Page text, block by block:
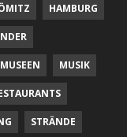
HAMBURG
MUSEEN MUSIK
STRÄNDE